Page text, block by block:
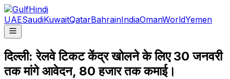
UAESaudiKuwaitQatarBahrainIndiaOmanWorldYemen
दिल्ली: रेलवे टिकट केंद्र खोलने के लिए 30 जनवरी
तक मांगे आवेदन, 80 हजार तक कमाई।